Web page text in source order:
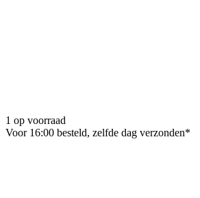
1 op voorraad
Voor 16:00 besteld, zelfde dag verzonden*